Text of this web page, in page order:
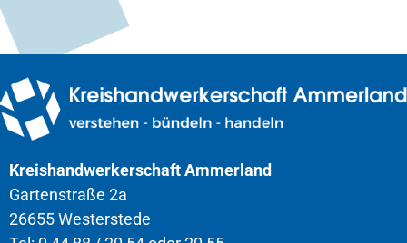
Kreishandwerkerschaft Ammerland
Gartenstraße 2a
26655 Westerstede